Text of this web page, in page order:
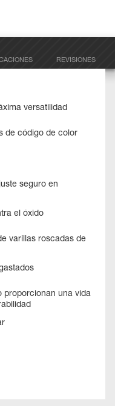
REVISIONES
versatilidad
de código de color
seguro en
el óxido
varillas roscadas de
proporcionan una vida